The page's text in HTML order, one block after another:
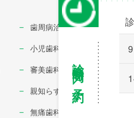
⻭周病治療
小児歯科治療
審美⻭科・ホワイトニング
親知らずの治療
無痛⻭科治療
診療時間／予約